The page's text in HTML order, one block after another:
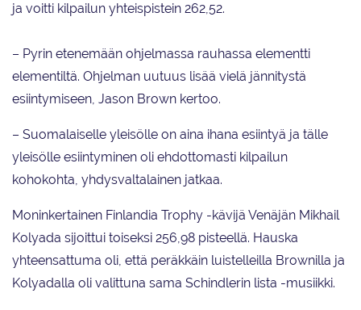
ja voitti kilpailun yhteispistein 262,52.
– Pyrin etenemään ohjelmassa rauhassa elementti
elementiltä. Ohjelman uutuus lisää vielä jännitystä
esiintymiseen, Jason Brown kertoo.
– Suomalaiselle yleisölle on aina ihana esiintyä ja tälle
yleisölle esiintyminen oli ehdottomasti kilpailun
kohokohta, yhdysvaltalainen jatkaa.
Moninkertainen Finlandia Trophy -kävijä Venäjän Mikhail
Kolyada sijoittui toiseksi 256,98 pisteellä. Hauska
yhteensattuma oli, että peräkkäin luistelleilla Brownilla ja
Kolyadalla oli valittuna sama Schindlerin lista -musiikki.